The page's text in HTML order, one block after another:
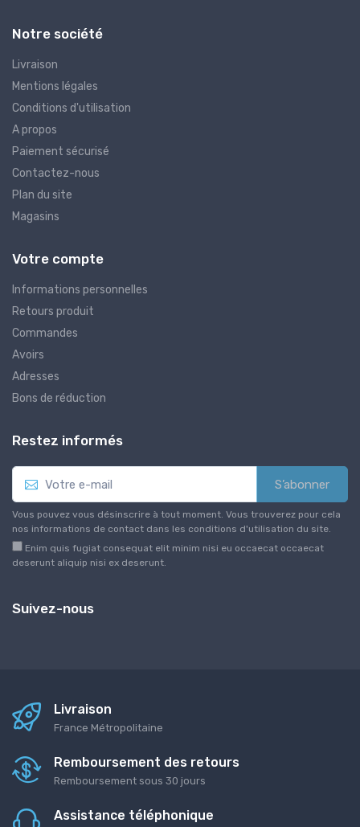
Notre société
Livraison
Mentions légales
Conditions d'utilisation
A propos
Paiement sécurisé
Contactez-nous
Plan du site
Magasins
Votre compte
Informations personnelles
Retours produit
Commandes
Avoirs
Adresses
Bons de réduction
Restez informés
S’abonner
Vous pouvez vous désinscrire à tout moment. Vous trouverez pour cela
nos informations de contact dans les conditions d'utilisation du site.
Enim quis fugiat consequat elit minim nisi eu occaecat occaecat
deserunt aliquip nisi ex deserunt.
Suivez-nous
Livraison
France Métropolitaine
Remboursement des retours
Remboursement sous 30 jours
Assistance téléphonique